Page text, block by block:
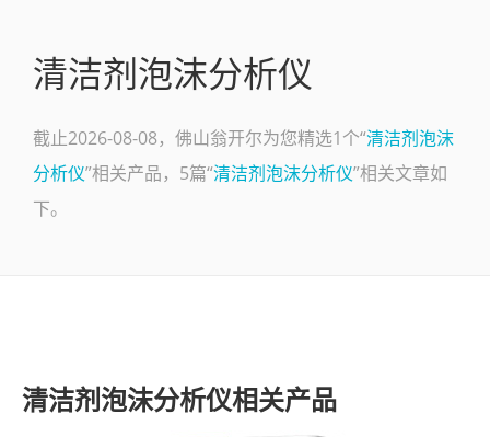
应用实例
技术论文
免费测试
清洁剂泡沫分析仪
截止2026-08-08，佛山翁开尔为您精选1个“清洁剂泡沫
分析仪”相关产品，5篇“清洁剂泡沫分析仪”相关文章如
下。
清洁剂泡沫分析仪相关产品